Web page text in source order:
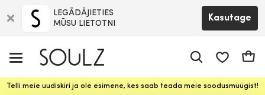
LEGĀDĀJIETIES
MŪSU LIETOTNI
Kasutage
Telli meie uudiskiri ja ole esimene, kes saab teada meie soodusmüügist!